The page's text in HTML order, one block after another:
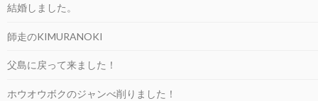
結婚しました。
師走のKIMURANOKI
父島に戻って来ました！
ホウオウボクのジャンべ削りました！